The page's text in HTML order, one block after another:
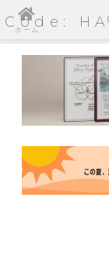
Code:
ホーム